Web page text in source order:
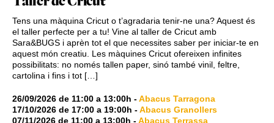
Tens una màquina Cricut o t’agradaria tenir-ne una? Aquest és
el taller perfecte per a tu! Vine al taller de Cricut amb
Sara&BUGS i aprèn tot el que necessites saber per iniciar-te en
aquest món creatiu. Les màquines Cricut ofereixen infinites
possibilitats: no només tallen paper, sinó també vinil, feltre,
cartolina i fins i tot […]
26/09/2026 de 11:00 a 13:00h -Abacus Tarragona
17/10/2026 de 17:00 a 19:00h -Abacus Granollers
07/11/2026 de 11:00 a 13:00h -Abacus Terrassa